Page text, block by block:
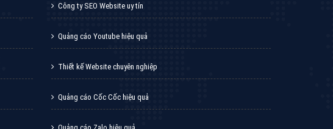
Công ty SEO Website uy tín
Quảng cáo Youtube hiệu quả
Thiết kế Website chuyên nghiệp
Quảng cáo Cốc Cốc hiệu quả